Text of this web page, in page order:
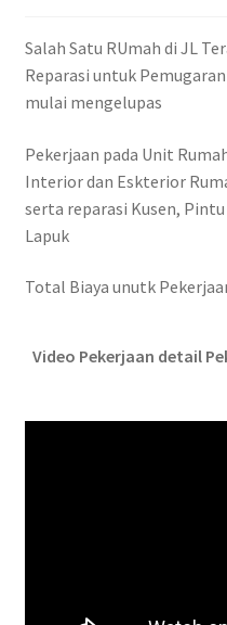
Reparasi Rumah
Salah Satu RUmah di JL
Reparasi untuk
mulai mengelupas
Pekerjaan pada Unit
Interior dan Eskterior
serta reparasi Kusen, Pintu
Lapuk
Total Biaya unutk
Video Pekerjaan detail